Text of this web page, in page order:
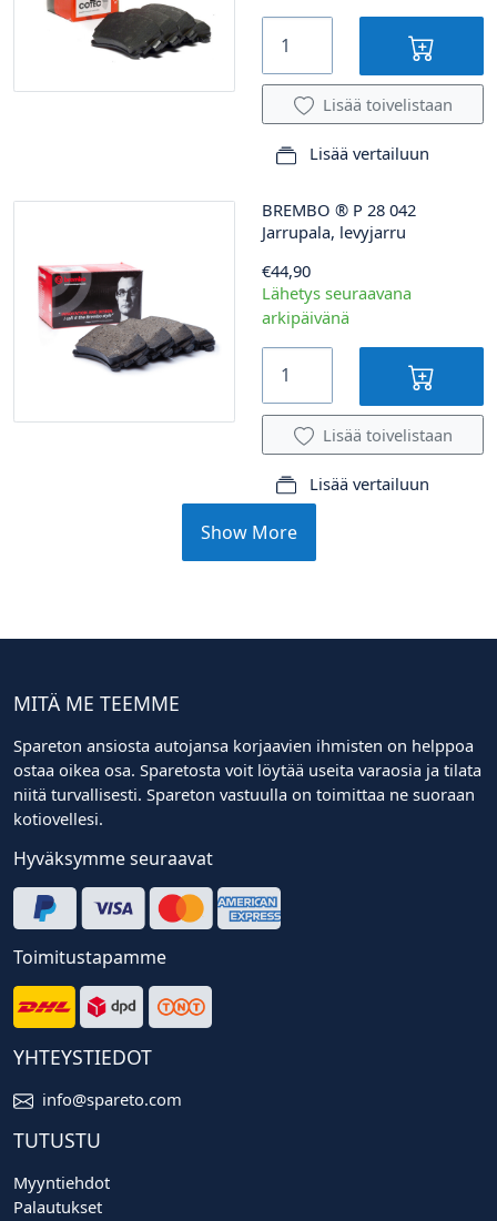
Lisää toivelistaan
Lisää vertailuun
BREMBO ® P 28 042
Jarrupala, levyjarru
€44,90
Lähetys seuraavana
arkipäivänä
Lisää toivelistaan
Lisää vertailuun
Show More
MITÄ ME TEEMME
Spareton ansiosta autojansa korjaavien ihmisten on helppoa
ostaa oikea osa. Sparetosta voit löytää useita varaosia ja tilata
niitä turvallisesti. Spareton vastuulla on toimittaa ne suoraan
kotiovellesi.
Hyväksymme seuraavat
Toimitustapamme
YHTEYSTIEDOT
info@spareto.com
TUTUSTU
Myyntiehdot
Palautukset